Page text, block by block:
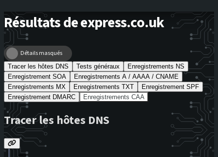
Résultats de express.co.uk
Détails masqués
Tracer les hôtes DNS Tests généraux
Enregistrements NS
Enregistrement SOA
Enregistrements A / AAAA / CNAME
Enregistrements MX
Enregistrements TXT
Enregistrement SPF
Enregistrement DMARC
Enregistrements CAA
Tracer les hôtes DNS